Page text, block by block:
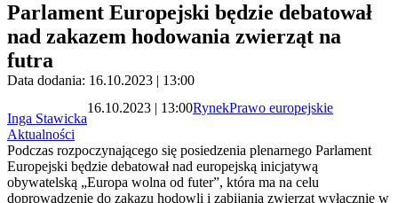
Parlament Europejski będzie debatował
nad zakazem hodowania zwierząt na
futra
Data dodania: 16.10.2023 | 13:00
Inga Stawicka
16.10.2023 | 13:00RynekPrawo europejskie
Aktualności
Podczas rozpoczynającego się posiedzenia plenarnego Parlament
Europejski będzie debatował nad europejską inicjatywą
obywatelską „Europa wolna od futer”, która ma na celu
doprowadzenie do zakazu hodowli i zabijania zwierząt wyłącznie w